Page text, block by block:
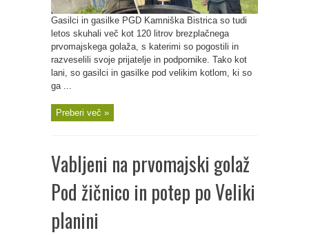
Gasilci in gasilke PGD Kamniška Bistrica so tudi
letos skuhali več kot 120 litrov brezplačnega
prvomajskega golaža, s katerimi so pogostili in
razveselili svoje prijatelje in podpornike. Tako kot
lani, so gasilci in gasilke pod velikim kotlom, ki so
ga ...
Preberi več »
Vabljeni na prvomajski golaž
Pod žičnico in potep po Veliki
planini